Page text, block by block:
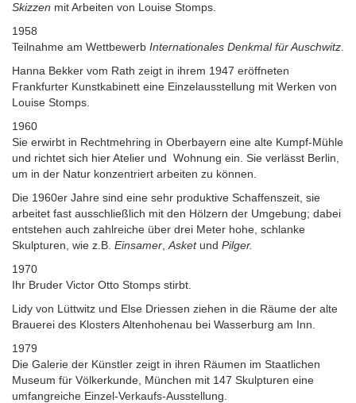
Skizzen mit Arbeiten von Louise Stomps.
1958
Teilnahme am Wettbewerb Internationales Denkmal für Auschwitz
Hanna Bekker vom Rath zeigt in ihrem 1947 eröffneten
Frankfurter Kunstkabinett eine Einzelausstellung mit Werken von
Louise Stomps.
1960
Sie erwirbt in Rechtmehring in Oberbayern eine alte Kumpf-Mühle
und richtet sich hier Atelier und Wohnung ein. Sie verlässt Berlin,
um in der Natur konzentriert arbeiten zu können.
Die 1960er Jahre sind eine sehr produktive Schaffenszeit, sie
arbeitet fast ausschließlich mit den Hölzern der Umgebung; dabei
entstehen auch zahlreiche über drei Meter hohe, schlanke
Skulpturen, wie z.B. Einsamer Asketund Pilger.
1970
Ihr Bruder Victor Otto Stomps stirbt.
Lidy von Lüttwitz und Else Driessen ziehen in die Räume der alte
Brauerei des Klosters Altenhohenau bei Wasserburg am Inn.
1979
Die Galerie der Künstler zeigt in ihren Räumen im Staatlichen
Museum für Völkerkunde, München mit 147 Skulpturen eine
umfangreiche Einzel-Verkaufs-Ausstellung.